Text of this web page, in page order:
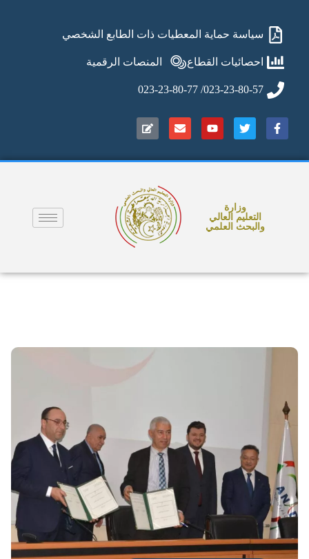
سياسة حماية المعطيات ذات الطابع الشخصي
احصائيات القطاع المنصات الرقمية
023-23-80-57/ 023-23-80-77
وزارة
التعليم العالي
والبحث العلمي